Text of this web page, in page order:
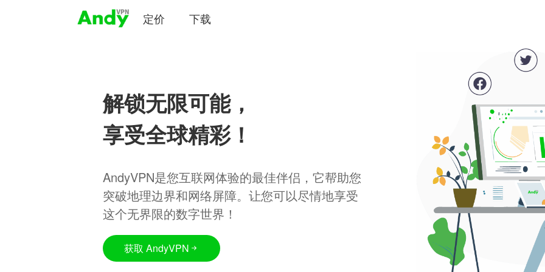
定价 下载
解锁无限可能，
享受全球精彩！
AndyVPN是您互联网体验的最佳伴侣，它帮助您
突破地理边界和网络屏障。让您可以尽情地享受
这个无界限的数字世界！
获取 AndyVPN